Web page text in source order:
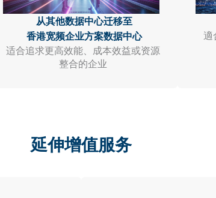
从其他数据中心迁移至
香港宽频企业方案数据中心
适合追求更高效能、成本效益或资源
整合的企业
適
延伸增值服务